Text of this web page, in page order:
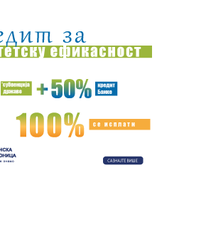
Trapdoor: više od 450 Android aplikacija
malver za macOS zaobilazi Appleove zaštite i
preplavljen lažnim rasprodajama i prevarama
dobija funkciju za proveru autentičnosti